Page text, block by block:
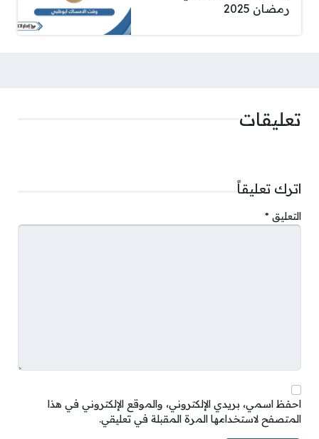
رمضان 2025
تعليقات
اترك تعليقاً
التعليق *
احفظ اسمي، بريدي الإلكتروني، والموقع الإلكتروني في هذا
المتصفح لاستخدامها المرة المقبلة في تعليقي.